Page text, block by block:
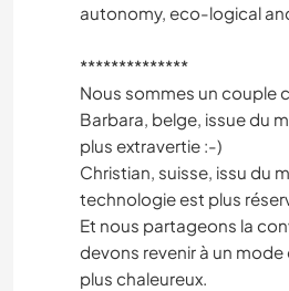
autonomy, eco-logical
**************
Nous sommes un couple
Barbara, belge, issue du
plus extravertie :-)
Christian, suisse, issu du
technologie est plus
Et nous partageons la
devons revenir à un mode
plus chaleureux.